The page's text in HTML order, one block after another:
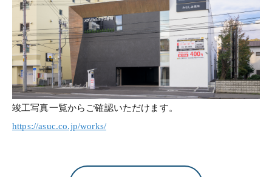
竣工写真一覧からご確認いただけます。
https://asuc.co.jp/works/